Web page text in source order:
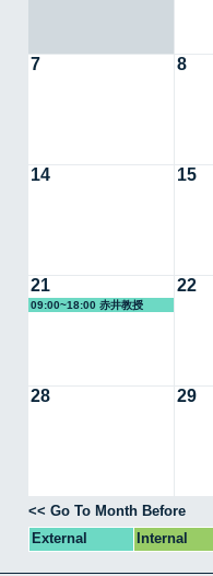
7 8
14 15
21
09:00~18:00 赤井教授
22
28 29
<< Go To Month Before
External
Internal